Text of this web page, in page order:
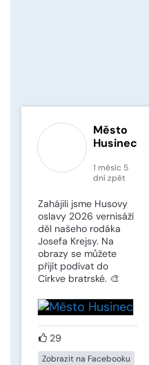
Město
Husinec
1 měsíc 5
dní zpět
Zahájili jsme Husovy
oslavy 2026 vernisáží
děl našeho rodáka
Josefa Krejsy. Na
obrazy se můžete
přijít podívat do
Církve bratrské. 🎨
29
Zobrazit na Facebooku